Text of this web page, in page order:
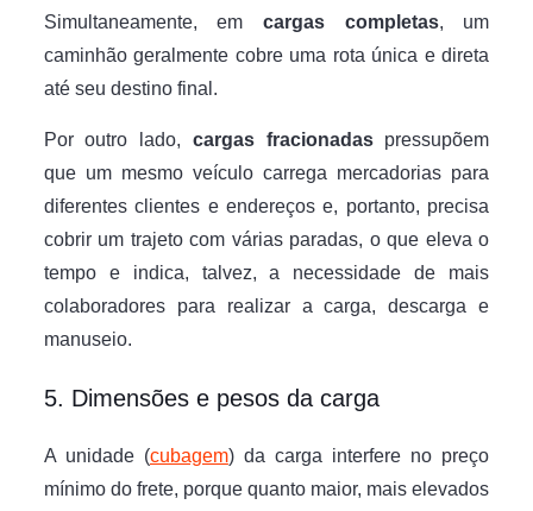
Simultaneamente, em cargas completas, um
caminhão geralmente cobre uma rota única e direta
até seu destino final.
Por outro lado, cargas fracionadaspressupõem
que um mesmo veículo carrega mercadorias para
diferentes clientes e endereços e, portanto, precisa
cobrir um trajeto com várias paradas, o que eleva o
tempo e indica, talvez, a necessidade de mais
colaboradores para realizar a carga, descarga e
manuseio.
5. Dimensões e pesos da carga
A unidade (cubagem) da carga interfere no preço
mínimo do frete, porque quanto maior, mais elevados